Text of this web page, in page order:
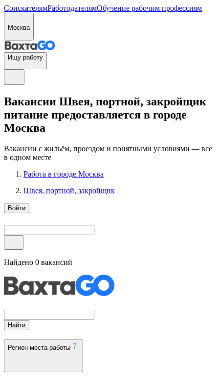
СоискателямРаботодателямОбучение рабочим профессиям
Москва
Ищу работу
Вакансии Швея, портной, закройщик
питание предоставляется в городе
Москва
Вакансии с жильём, проездом и понятными условиями — все
в одном месте
Работа в городе Москва
Швея, портной, закройщик
Войти
Найдено 0 вакансий
Найти
Регион места работы